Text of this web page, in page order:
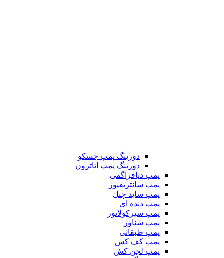
دوزینگ پمپ جسکو
دوزینگ پمپ اتاترون
پمپ دیافراگمی
پمپ سانتریفیوژ
پمپ ساید چنل
پمپ دنده ای
پمپ سیرکولاتور
پمپ شناور
پمپ طبقاتی
پمپ کف کش
پمپ لجن کش